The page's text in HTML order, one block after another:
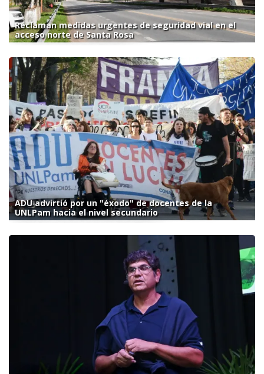
Reclaman medidas urgentes de seguridad vial en el
acceso norte de Santa Rosa
ADU advirtió por un "éxodo" de docentes de la
UNLPam hacia el nivel secundario